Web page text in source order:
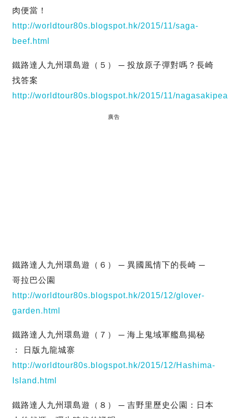
肉便當！
http://worldtour80s.blogspot.hk/2015/11/saga-
beef.html
鐵路達人九州環島遊（５） ─ 投放原子彈對嗎？長崎
找答案
http://worldtour80s.blogspot.hk/2015/11/
廣告
鐵路達人九州環島遊（６） ─ 異國風情下的長崎 ─
哥拉巴公園
http://worldtour80s.blogspot.hk/2015/12/glover-
garden.html
鐵路達人九州環島遊（７） ─ 海上鬼域軍艦島揭秘
： 日版九龍城寨
http://worldtour80s.blogspot.hk/2015/12/Hashima-
Island.html
鐵路達人九州環島遊（８） ─ 吉野里歷史公園：日本